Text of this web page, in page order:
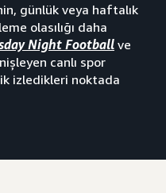
günlük veya haftalık
olasılığı daha
Night Football ve
canlı spor
izledikleri noktada